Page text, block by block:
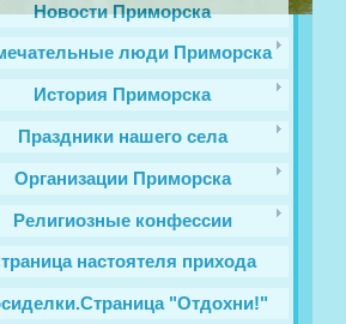
Новости Приморска
люди Приморска
История Приморска
Праздники нашего села
Организации Приморска
Религиозные конфессии
настоятеля прихода
"Отдохни!"